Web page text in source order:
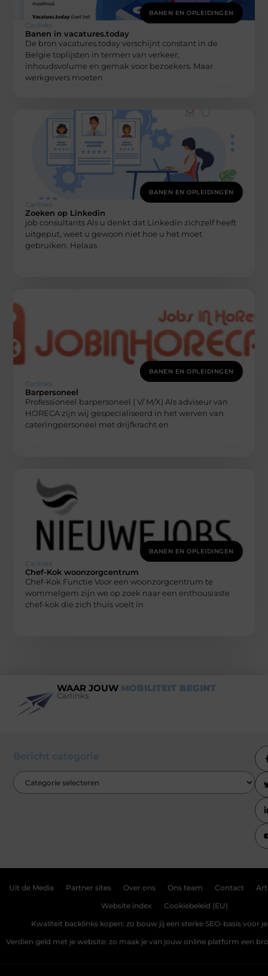
BANEN EN OPLEIDINGEN
Carlinks
Banen in vacatures.today
De bron vacatures.today verschijnt constant in de
Belgie toplijsten in termen van verkeer,
inhoudsvolume en gemak voor bezoekers. Maar
werkgevers moeten
BANEN EN OPLEIDINGEN
Carlinks
Zoeken op Linkedin
job consultants Als u denkt dat Linkedin zichzelf heeft
uitgeput, weet u gewoon niet hoe u het moet
gebruiken. Helaas
BANEN EN OPLEIDINGEN
Carlinks
Barpersoneel
Professioneel barpersoneel ( V/ M/X) Als adviseur van
HORECA zijn wij gespecialiseerd in het werven van
cateringpersoneel met drijfkracht en
BANEN EN OPLEIDINGEN
Carlinks
Chef-Kok woonzorgcentrum
Chef-Kok Functie Voor een woonzorgcentrum te
wommelgem zijn we op zoek naar een enthousiaste
chef-kok die zich thuis voelt in
WAAR JOUW MOBILITEIT BEGINT
Carlinks
Bericht categorie
Uit de Media Partner sites Over ons Ons team Contact
Website index Cookiebeleid (EU)
Kwaliteit backlinks kopen: zo bouw jij een sterke SEO-basis voor
Verdien geld met je website: zo maak je van jouw online platform een